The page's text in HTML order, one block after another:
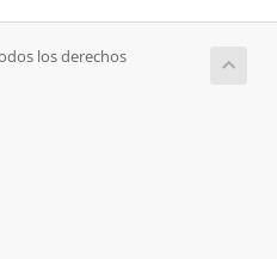
los derechos